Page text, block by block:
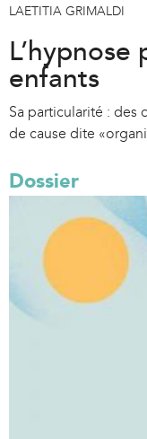
LAETITIA GRIMALDI
enfants
Sa particularité : des
de cause dite
Dossier